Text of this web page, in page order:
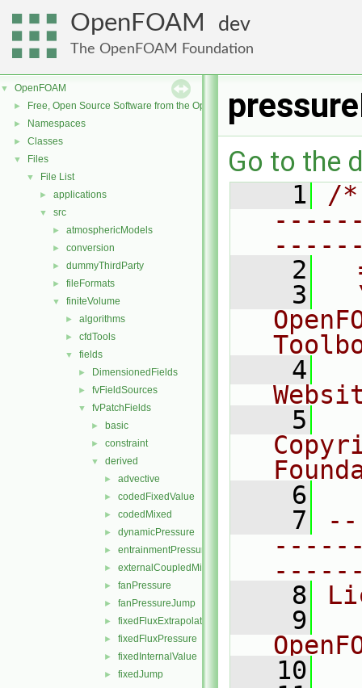
OpenFOAM dev
The OpenFOAM Foundation
▼ OpenFOAM
► Free, Open Source Software from the OpenFOAM Foundation
► Namespaces
► Classes
▼ Files
▼ File List
► applications
▼ src
► atmosphericModels
► conversion
► dummyThirdParty
► fileFormats
▼ finiteVolume
► algorithms
► cfdTools
▼ fields
► DimensionedFields
► fvFieldSources
▼ fvPatchFields
► basic
► constraint
▼ derived
► advective
► codedFixedValue
► codedMixed
► dynamicPressure
► entrainmentPressure
► externalCoupledMixed
► fanPressure
► fanPressureJump
► fixedFluxExtrapolatedPressure
► fixedFluxPressure
► fixedInternalValue
► fixedJump
Go to the
    1
/
    2
    3
    4
    5
    6
    7
    8
    9
   10